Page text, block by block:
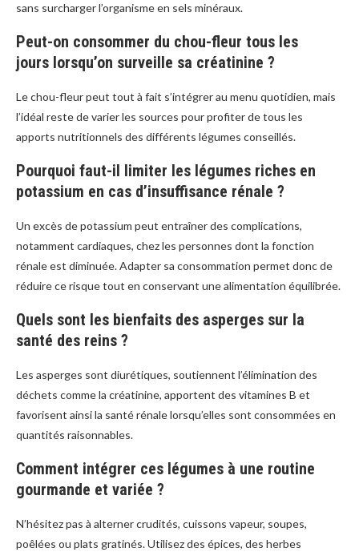
sans surcharger l’organisme en sels minéraux.
Peut-on consommer du chou-fleur tous les
jours lorsqu’on surveille sa créatinine ?
Le chou-fleur peut tout à fait s’intégrer au menu quotidien, mais
l’idéal reste de varier les sources pour profiter de tous les
apports nutritionnels des différents légumes conseillés.
Pourquoi faut-il limiter les légumes riches en
potassium en cas d’insuffisance rénale ?
Un excès de potassium peut entraîner des complications,
notamment cardiaques, chez les personnes dont la fonction
rénale est diminuée. Adapter sa consommation permet donc de
réduire ce risque tout en conservant une alimentation équilibrée.
Quels sont les bienfaits des asperges sur la
santé des reins ?
Les asperges sont diurétiques, soutiennent l’élimination des
déchets comme la créatinine, apportent des vitamines B et
favorisent ainsi la santé rénale lorsqu’elles sont consommées en
quantités raisonnables.
Comment intégrer ces légumes à une routine
gourmande et variée ?
N’hésitez pas à alterner crudités, cuissons vapeur, soupes,
poêlées ou plats gratinés. Utilisez des épices, des herbes